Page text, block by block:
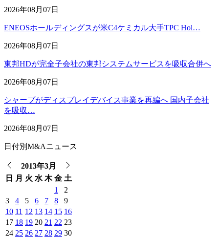
2026年08月07日
ENEOSホールディングスが米C4ケミカル大手TPC Hol…
2026年08月07日
東邦HDが完全子会社の東邦システムサービスを吸収合併へ
2026年08月07日
シャープがディスプレイデバイス事業を再編へ 国内子会社
を吸収…
2026年08月07日
日付別M&Aニュース
2013年3月
日
月 火 水 木 金 土
1
2
3
4 5 6 7 8
9
10 11 12 13 14 15 16
17 18 19 20 21 22 23
24 25 26 27 28 29 30